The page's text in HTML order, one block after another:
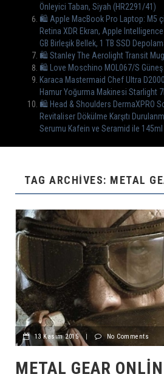
Önleyici Taban, Siyah (HR2291/41)
🛍 Apple MacBook Pro Laptop: M5
Retina XDR Ekran, Apple
GB Birleşik Bellek, 1 TB SSD
🛍 Stanley The Aerolight Transit
🛍 Love Moschino MOL067/S Güneş
Karaca Mastermaid Chef Ultra
Hamur Yoğurma Makinesi Starlight 7L
🛍️ Head & Shoulders DermaXPRO
Revitaliser Dökülme Karşıtı
Serumu Kafein ve Seramid ile 145ml
TAG ARCHIVES: METAL
13 Kasım 2015 | No Comments
METAL GEAR